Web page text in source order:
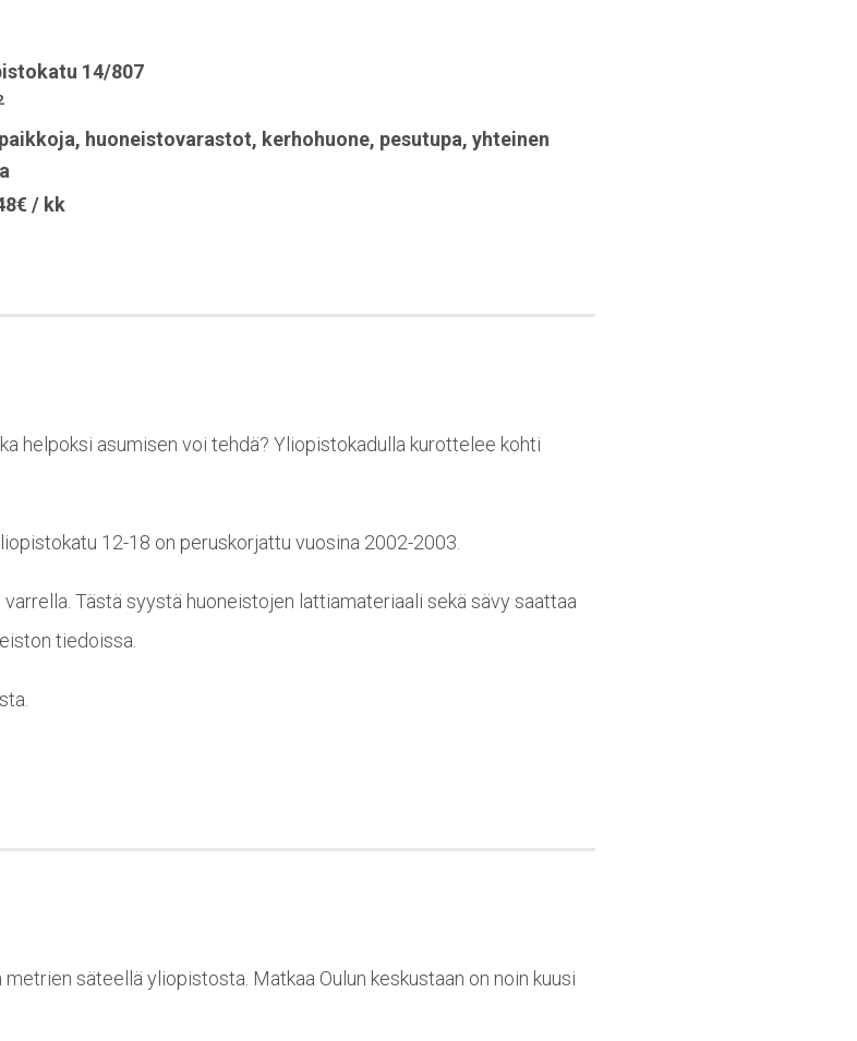
14/807
, huoneistovarastot, kerhohuone, pesutupa, yhteinen
/ kk
helpoksi asumisen voi tehdä? Yliopistokadulla kurottelee kohti
12-18 on peruskorjattu vuosina 2002-2003.
Tästä syystä huoneistojen lattiamateriaali sekä sävy saattaa
tiedoissa.
säteellä yliopistosta. Matkaa Oulun keskustaan on noin kuusi